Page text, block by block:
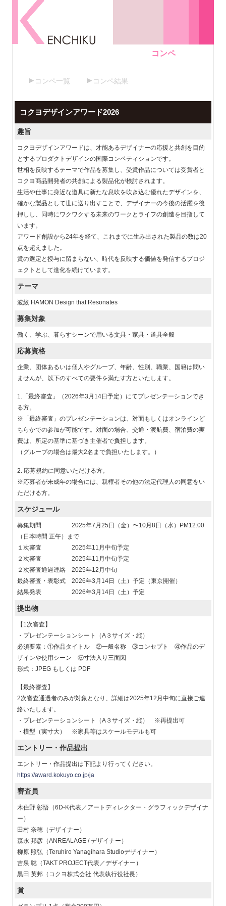
コンペ
コンペ一覧 コンペ結果
コクヨデザインアワード2026
趣旨
コクヨデザインアワードは、才能あるデザイナーの応援と共創を目的
とするプロダクトデザインの国際コンペティションです。
世相を反映するテーマで作品を募集し、受賞作品については受賞者と
コクヨ商品開発者の共創による製品化が検討されます。
生活や仕事に身近な道具に新たな息吹を吹き込む優れたデザインを、
確かな製品として世に送り出すことで、デザイナーの今後の活躍を後
押しし、同時にワクワクする未来のワークとライフの創造を目指して
います。
アワード創設から24年を経て、これまでに生み出された製品の数は20
点を超えました。
賞の選定と授与に留まらない、時代を反映する価値を発信するプロジ
ェクトとして進化を続けています。
テーマ
波紋 HAMON Design that Resonates
募集対象
働く、学ぶ、暮らすシーンで用いる文具・家具・道具全般
応募資格
企業、団体あるいは個人やグループ、年齢、性別、職業、国籍は問い
ませんが、以下のすべての要件を満たす方といたします。
1.「最終審査」（2026年3月14日予定）にてプレゼンテーションでき
る方。
※「最終審査」のプレゼンテーションは、対面もしくはオンラインど
ちらかでの参加が可能です。対面の場合、交通・渡航費、宿泊費の実
費は、所定の基準に基づき主催者で負担します。
（グループの場合は最大2名まで負担いたします。）
2. 応募規約に同意いただける方。
※応募者が未成年の場合には、親権者その他の法定代理人の同意をい
ただける方。
スケジュール
募集期間 2025年7月25日（金）〜10月8日（水）PM12:00
（日本時間 正午）まで
１次審査 2025年11月中旬予定
２次審査 2025年11月中旬予定
２次審査通過連絡 2025年12月中旬
最終審査・表彰式 2026年3月14日（土）予定（東京開催）
結果発表 2026年3月14日（土）予定
提出物
【1次審査】
・プレゼンテーションシート（A３サイズ・縦）
必須要素：①作品タイトル ②一般名称 ③コンセプト ④作品のデ
ザインや使用シーン ⑤寸法入り三面図
形式：JPEG もしくは PDF
【最終審査】
2次審査通過者のみが対象となり、詳細は2025年12月中旬に直接ご連
絡いたします。
・プレゼンテーションシート（A３サイズ・縦） ※再提出可
・模型（実寸大） ※家具等はスケールモデルも可
エントリー・作品提出
エントリー・作品提出は下記より行ってください。
https://award.kokuyo.co.jp/ja
審査員
木住野 彰悟（6D-K代表／アートディレクター・グラフィックデザイナ
ー）
田村 奈穂（デザイナー）
森永 邦彦（ANREALAGE / デザイナー）
柳原 照弘（Teruhiro Yanagihara Studioデザイナー）
吉泉 聡（TAKT PROJECT代表／デザイナー）
黒田 英邦（コクヨ株式会社 代表執行役社長）
賞